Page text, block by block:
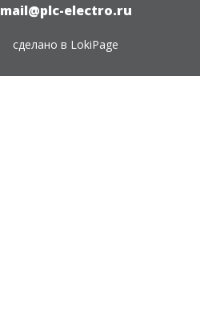
mail@plc-electro.ru
сделано в LokiPage